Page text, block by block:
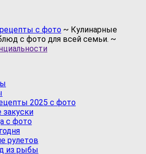
с фото ~ Кулинарные
с фото для всей семьи. ~
2025 с фото
закуски
с фото
рулетов
из рыбы